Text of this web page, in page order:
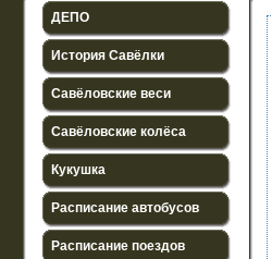
ДЕПО
История Савёлки
Савёловские веси
Савёловские колёса
Кукушка
Расписание автобусов
Расписание поездов